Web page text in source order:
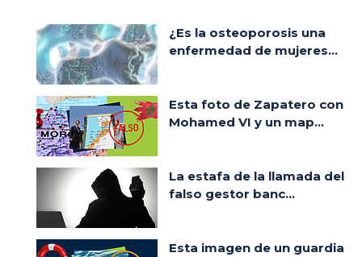
¿Es la osteoporosis una
enfermedad de mujeres...
Esta foto de Zapatero con
Mohamed VI y un map...
La estafa de la llamada del
falso gestor banc...
Esta imagen de un guardia